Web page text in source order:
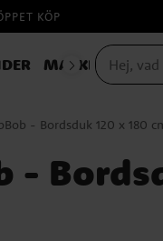
KÖP
MASKERAD
- Bordsduk 120 x 180
-